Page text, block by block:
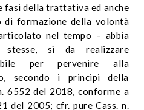
della trattativa ed anche
di formazione della volontà
nel tempo – abbia
sì da realizzare
per pervenire alla
secondo i principi della
6552 del 2018, conforme a
del 2005; cfr. pure Cass. n.